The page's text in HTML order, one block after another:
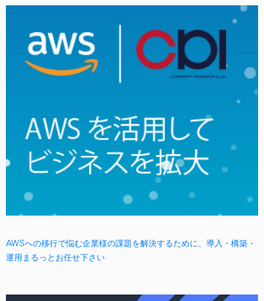
AWSへの移行で悩む企業様の課題を解決するために、導入・構築・
運用まるっとお任せ下さい